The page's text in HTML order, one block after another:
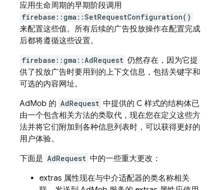
应用生命周期的早期阶段调用
firebase::gma::SetRequestConfiguration()
来配置这些值。所有后续的广告投放操作在配置完成
后都将遵循这些设置。
firebase::gma::AdRequest 仍然存在，因为它提
供了投放广告时要用到的上下文信息，包括关键字和
可选的内容网址。
AdMob 的 AdRequest 中提供的 C 样式的结构体已
由一个包含相关方法的类取代，现在您在定义这些方
法并将它们附加到各种信息列表时，可以获得更好的
用户体验。
下面是 AdRequest 中的一些重大更改：
extras 属性现在与中介适配器的类名称相关